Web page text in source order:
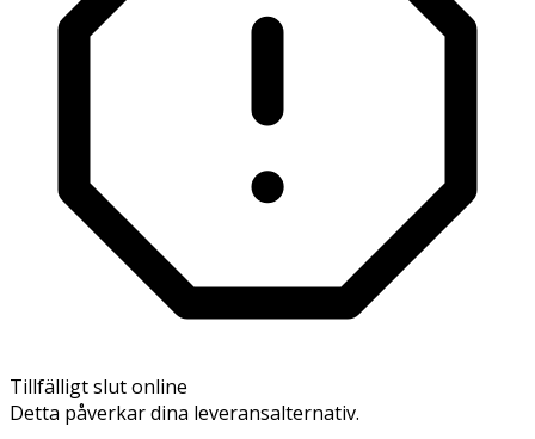
Tillfälligt slut online
Detta påverkar dina leveransalternativ.